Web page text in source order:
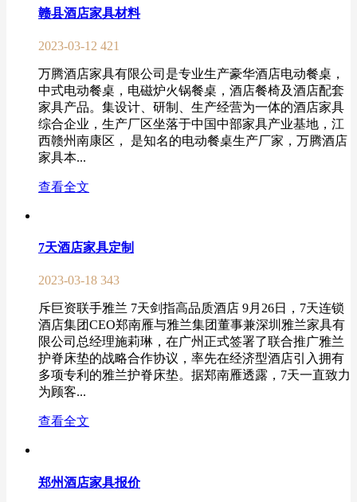
赣县酒店家具材料
2023-03-12 421
万腾酒店家具有限公司是专业生产豪华酒店电动餐桌，
中式电动餐桌，电磁炉火锅餐桌，酒店餐椅及酒店配套
家具产品。集设计、研制、生产经营为一体的酒店家具
综合企业，生产厂区坐落于中国中部家具产业基地，江
西赣州南康区， 是知名的电动餐桌生产厂家，万腾酒店
家具本...
查看全文
7天酒店家具定制
2023-03-18 343
斥巨资联手雅兰 7天剑指高品质酒店 9月26日，7天连锁
酒店集团CEO郑南雁与雅兰集团董事兼深圳雅兰家具有
限公司总经理施莉琳，在广州正式签署了联合推广雅兰
护脊床垫的战略合作协议，率先在经济型酒店引入拥有
多项专利的雅兰护脊床垫。据郑南雁透露，7天一直致力
为顾客...
查看全文
郑州酒店家具报价